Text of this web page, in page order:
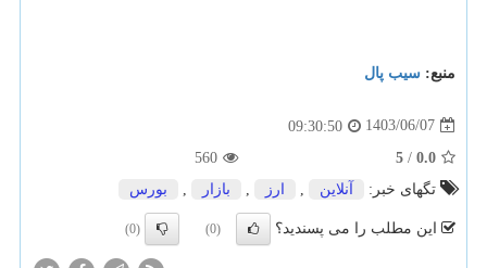
منبع: سیب پال
1403/06/07
09:30:50
0.0
/
5
560
تگهای خبر:
آنلاین ارز بازار بورس
این مطلب را می پسندید؟ (0)
(0)